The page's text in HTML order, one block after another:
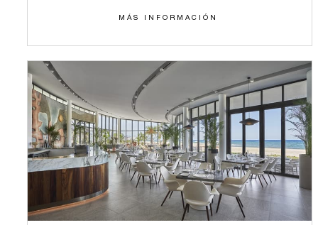
MÁS INFORMACIÓN